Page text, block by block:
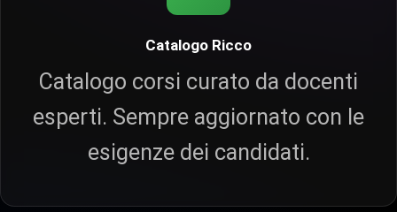
Catalogo Ricco
Catalogo corsi curato da docenti
esperti. Sempre aggiornato con le
esigenze dei candidati.